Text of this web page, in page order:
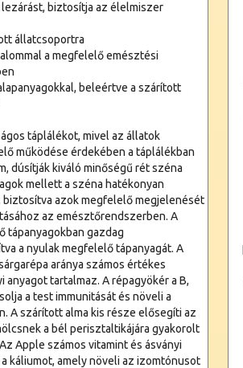
biztosítja az élelmiszer
állatcsoportra
a megfelelő emésztési
beleértve a szárított
táplálékot, mivel az állatok
működése érdekében a táplálékban
dúsítják kiváló minőségű rét széna
mellett a széna hatékonyan
azok megfelelő megjelenését
az emésztőrendszerben. A
tápanyagokban gazdag
a nyulak megfelelő tápanyagát. A
aránya számos értékes
tartalmaz. A répagyökér a B,
a test immunitását és növeli a
A szárított alma kis része elősegíti az
a bél perisztaltikájára gyakorolt
Apple számos vitamint és ásványi
káliumot, amely növeli az izomtónusot